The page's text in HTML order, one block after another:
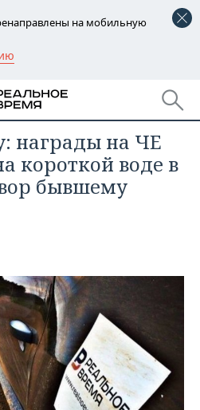
на мобильную
награды на ЧЕ
короткой воде в
бывшему